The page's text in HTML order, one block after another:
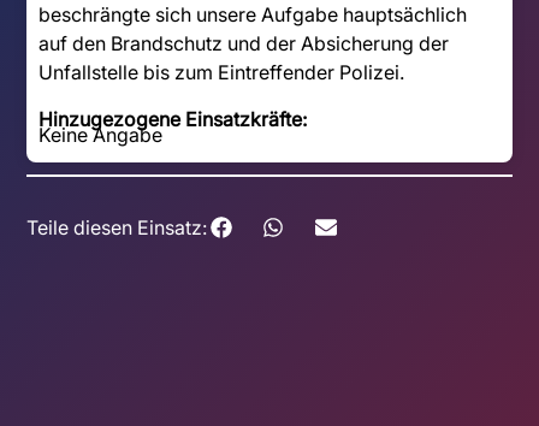
beschrängte sich unsere Aufgabe hauptsächlich
auf den Brandschutz und der Absicherung der
Unfallstelle bis zum Eintreffender Polizei.
Hinzugezogene Einsatzkräfte:
Keine Angabe
Teile diesen Einsatz: